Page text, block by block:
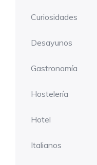
Curiosidades
Desayunos
Gastronomía
Hostelería
Hotel
Italianos